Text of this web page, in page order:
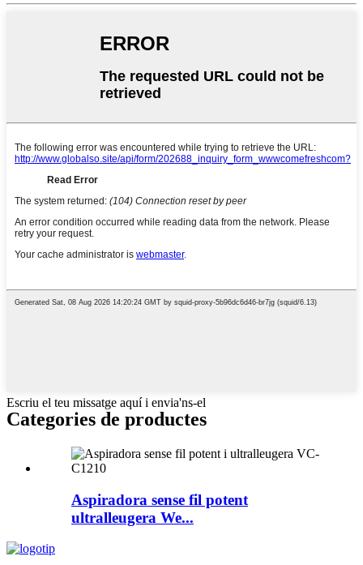
Escriu el teu missatge aquí i envia'ns-el
Categories de productes
Aspiradora sense fil potent
ultralleugera We...